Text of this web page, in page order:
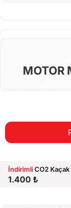
MOTOR
İndirimliCO2
1.400 ₺